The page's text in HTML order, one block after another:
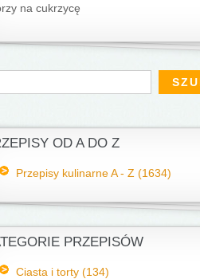
na cukrzycę
wyszukiwania
OD A DO Z
Przepisy kulinarne A - Z (1634)
PRZEPISÓW
Ciasta i torty (134)